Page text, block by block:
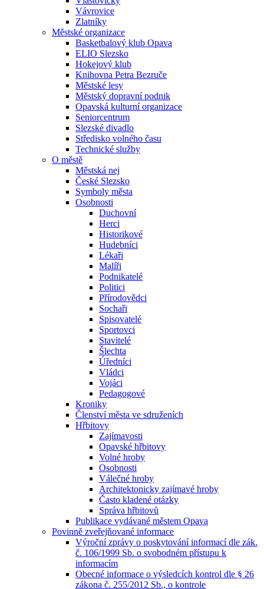
Vávrovice
Zlatníky
Městské organizace
Basketbalový klub Opava
ELIO Slezsko
Hokejový klub
Knihovna Petra Bezruče
Městské lesy
Městský dopravní podnik
Opavská kulturní organizace
Seniorcentrum
Slezské divadlo
Středisko volného času
Technické služby
O městě
Městská nej
České Slezsko
Symboly města
Osobnosti
Duchovní
Herci
Historikové
Hudebníci
Lékaři
Malíři
Podnikatelé
Politici
Přírodovědci
Sochaři
Spisovatelé
Sportovci
Stavitelé
Šlechta
Úředníci
Vládci
Vojáci
Pedagogové
Kroniky
Členství města ve sdruženích
Hřbitovy
Zajímavosti
Opavské hřbitovy
Volné hroby
Osobnosti
Válečné hroby
Architektonicky zajímavé hroby
Často kladené otázky
Správa hřbitovů
Publikace vydávané městem Opava
Povinně zveřejňované informace
Výroční zprávy o poskytování informací dle zák.
č. 106/1999 Sb. o svobodném přístupu k
informacím
Obecné informace o výsledcích kontrol dle § 26
zákona č. 255/2012 Sb., o kontrole